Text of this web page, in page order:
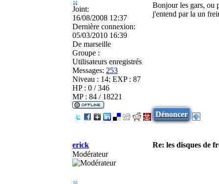
Joint:
16/08/2008 12:37
Dernière connexion:
05/03/2010 16:39
De marseille
Groupe :
Utilisateurs enregistrés
Messages: 253
Niveau : 14; EXP : 87
HP : 0 / 346
MP : 84 / 18221
Bonjour les gars, ou
j'entend par la un
Dénoncer
erick
Re: les disques de
Modérateur